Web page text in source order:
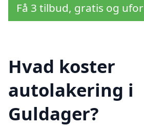
Få 3 tilbud, gratis og
Hvad koster
autolakering i
Guldager?